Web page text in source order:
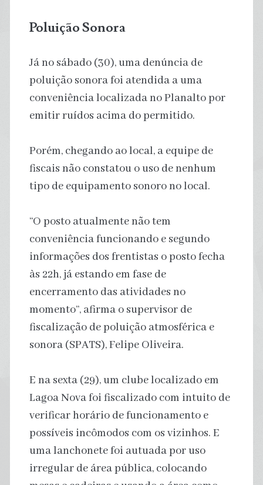
Poluição Sonora
Já no sábado (30), uma denúncia de
poluição sonora foi atendida a uma
conveniência localizada no Planalto por
emitir ruídos acima do permitido.
Porém, chegando ao local, a equipe de
fiscais não constatou o uso de nenhum
tipo de equipamento sonoro no local.
“O posto atualmente não tem
conveniência funcionando e segundo
informações dos frentistas o posto fecha
às 22h, já estando em fase de
encerramento das atividades no
momento”, afirma o supervisor de
fiscalização de poluição atmosférica e
sonora (SPATS), Felipe Oliveira.
E na sexta (29), um clube localizado em
Lagoa Nova foi fiscalizado com intuito de
verificar horário de funcionamento e
possíveis incômodos com os vizinhos. E
uma lanchonete foi autuada por uso
irregular de área pública, colocando